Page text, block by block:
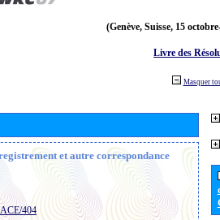
(Genève, Suisse, 15
Livre des
Masquer
et autre correspondance
404